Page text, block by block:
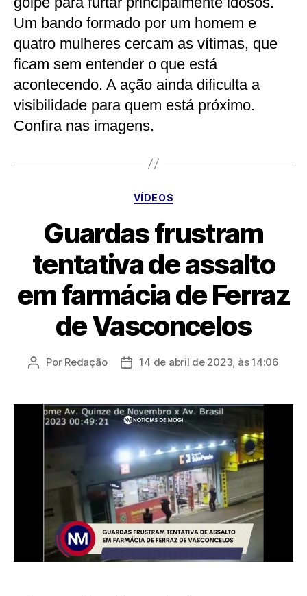
Um bando formado por um homem e
quatro mulheres cercam as vítimas, que
ficam sem entender o que está
acontecendo. A ação ainda dificulta a
visibilidade para quem está próximo.
Confira nas imagens.
Categorias
VÍDEOS
Guardas frustram
tentativa de assalto
em farmácia de Ferraz
de Vasconcelos
Autor
Por Redação
Data14 de abril de 2023, às 14:06